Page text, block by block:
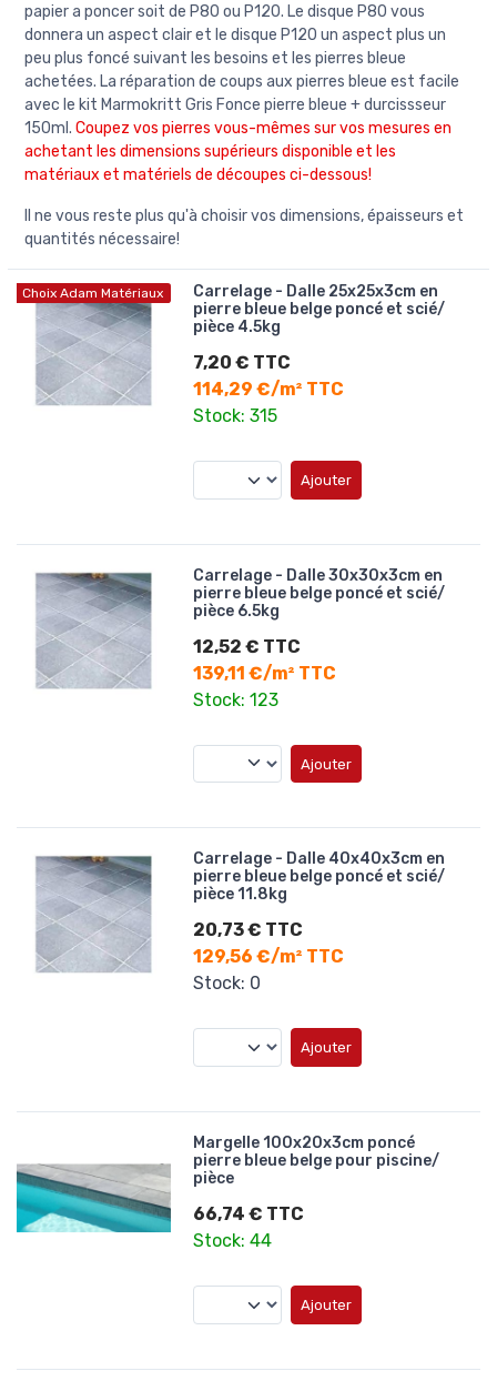
papier a poncer soit de P80 ou P120. Le disque P80 vous
donnera un aspect clair et le disque P120 un aspect plus un
peu plus foncé suivant les besoins et les pierres bleue
achetées. La réparation de coups aux pierres bleue est facile
avec le kit Marmokritt Gris Fonce pierre bleue + durcissseur
150ml. Coupez vos pierres vous-mêmes sur vos mesures en
achetant les dimensions supérieurs disponible et les
matériaux et matériels de découpes ci-dessous!
Il ne vous reste plus qu'à choisir vos dimensions, épaisseurs et
quantités nécessaire!
Choix Adam Matériaux
Carrelage - Dalle 25x25x3cm en
pierre bleue belge poncé et scié/
pièce 4.5kg
7,20 € TTC
114,29 €/m² TTC
Stock: 315
Ajouter
Carrelage - Dalle 30x30x3cm en
pierre bleue belge poncé et scié/
pièce 6.5kg
12,52 € TTC
139,11 €/m² TTC
Stock: 123
Ajouter
Carrelage - Dalle 40x40x3cm en
pierre bleue belge poncé et scié/
pièce 11.8kg
20,73 € TTC
129,56 €/m² TTC
Stock: 0
Ajouter
Margelle 100x20x3cm poncé
pierre bleue belge pour piscine/
pièce
66,74 € TTC
Stock: 44
Ajouter